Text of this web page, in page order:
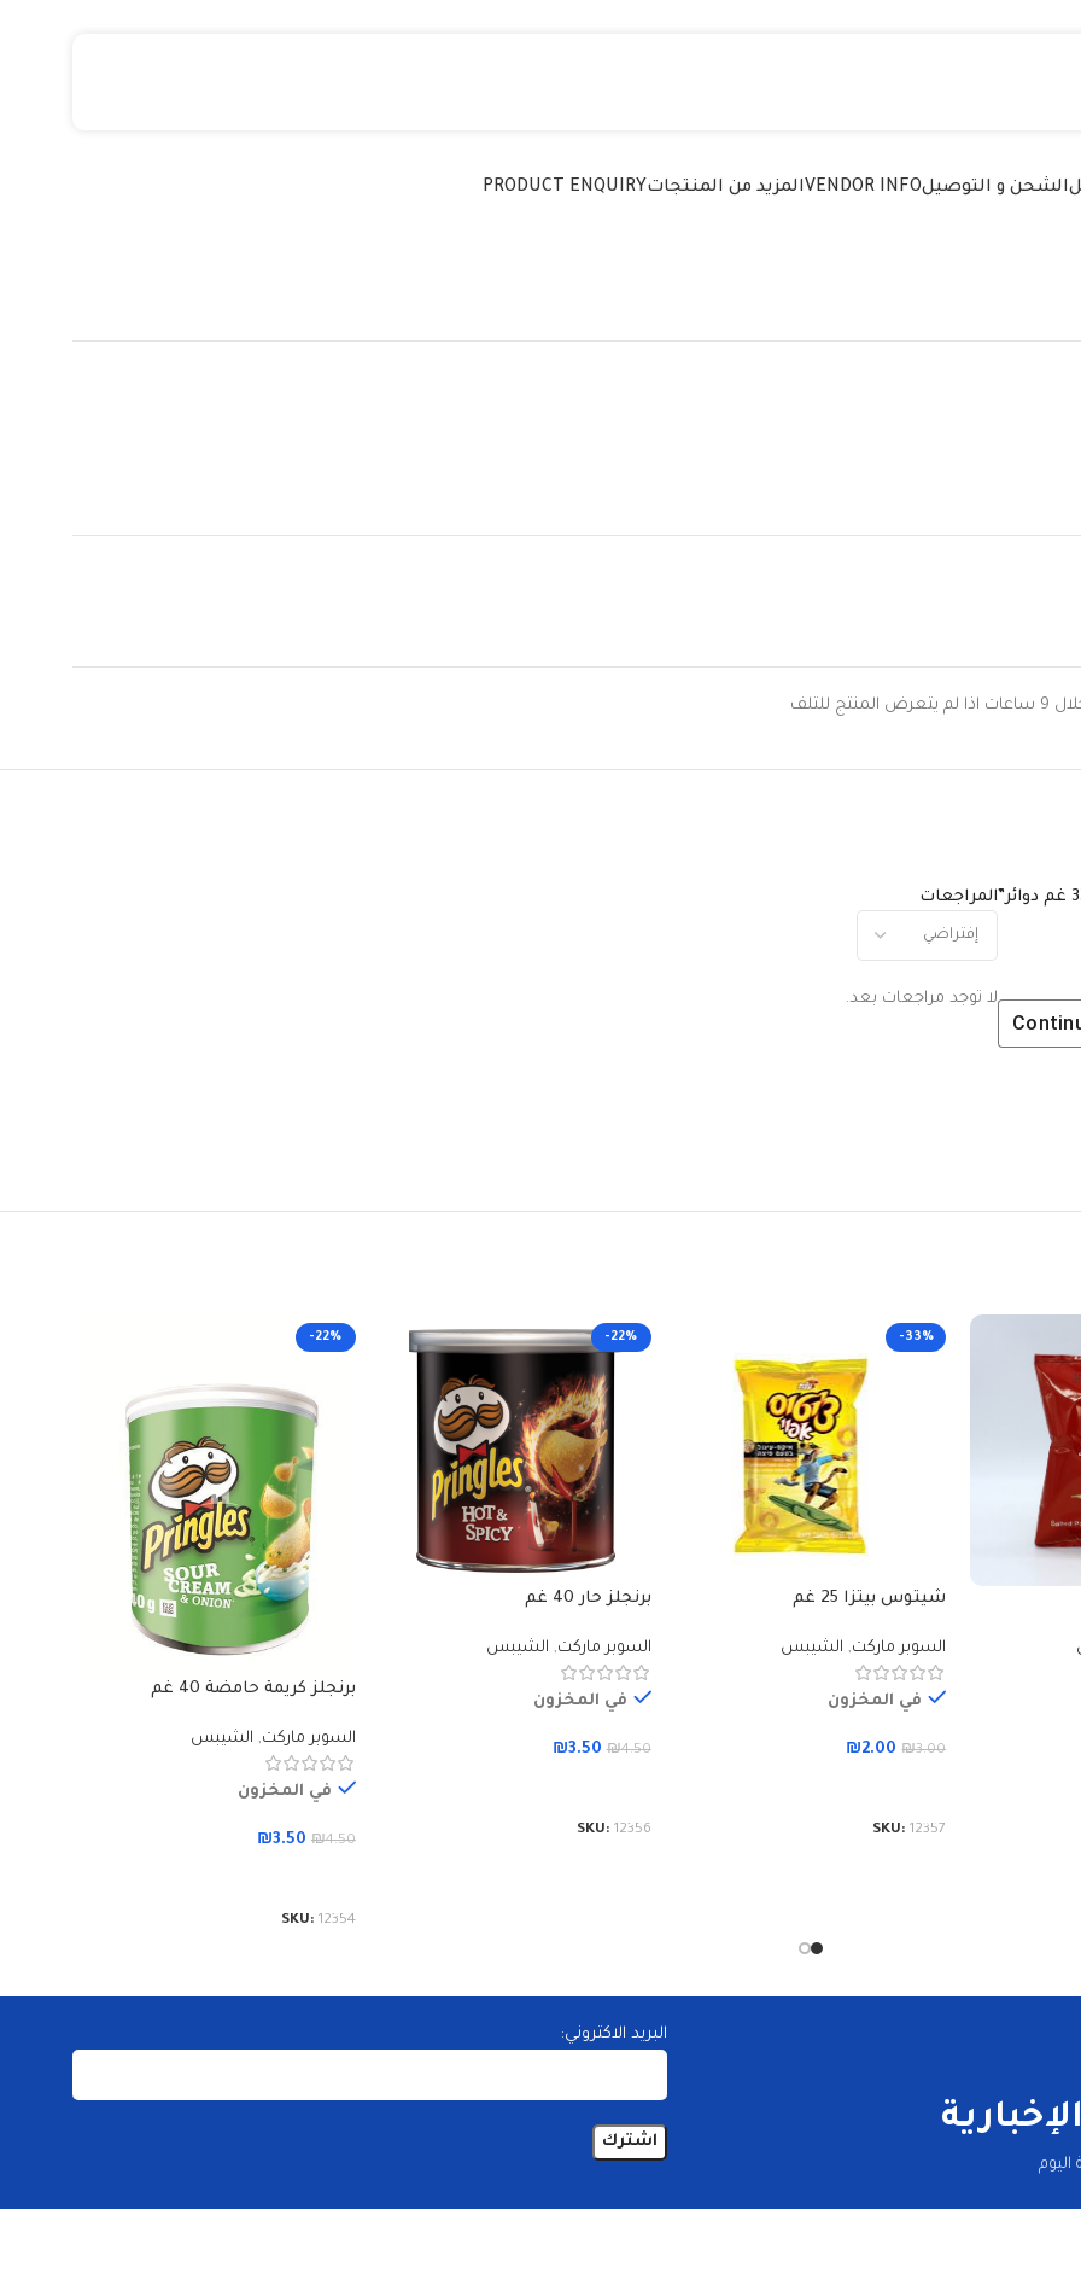
الشحن و التوصيلVENDOR INFOالمزيد من المنتجاتPRODUCT ENQUIRY
المراجعات
لا توجد مراجعات بعد.
-33%
شيتوس بيتزا 25 غم
السوبر ماركت, الشيبس
في المخزون
₪3.00
₪2.00
SKU: 12357
-22%
برنجلز حار 40 غم
السوبر ماركت, الشيبس
في المخزون
₪4.50
₪3.50
SKU: 12356
-22%
برنجلز كريمة حامضة 40 غم
السوبر ماركت, الشيبس
في المخزون
₪4.50
₪3.50
SKU: 12354
البريد الاكتروني: